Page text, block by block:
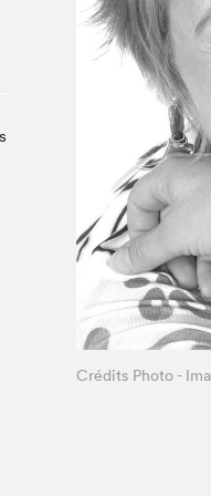
À propos
Liste des
Liste des
Crédits Photo -